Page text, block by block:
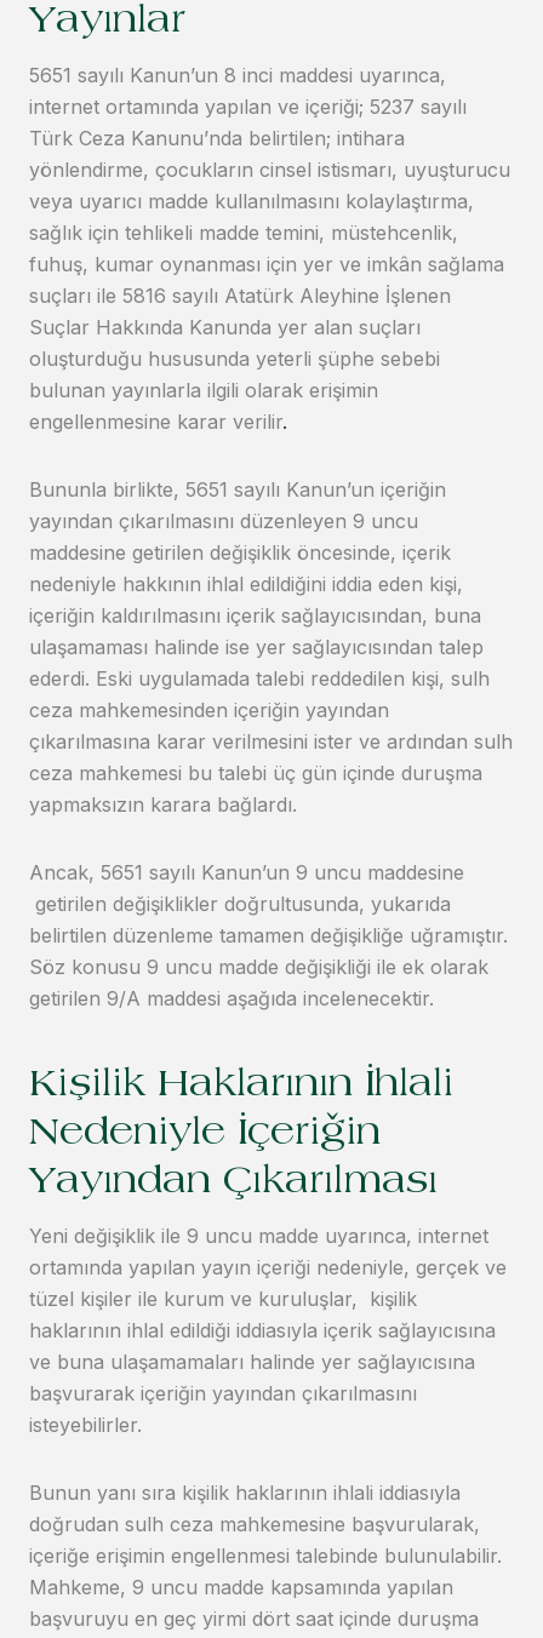
Yayınlar
5651 sayılı Kanun’un 8 inci maddesi uyarınca,
internet ortamında yapılan ve içeriği; 5237 sayılı
Türk Ceza Kanunu’nda belirtilen; intihara
yönlendirme, çocukların cinsel istismarı, uyuşturucu
veya uyarıcı madde kullanılmasını kolaylaştırma,
sağlık için tehlikeli madde temini, müstehcenlik,
fuhuş, kumar oynanması için yer ve imkân sağlama
suçları ile 5816 sayılı Atatürk Aleyhine İşlenen
Suçlar Hakkında Kanunda yer alan suçları
oluşturduğu hususunda yeterli şüphe sebebi
bulunan yayınlarla ilgili olarak erişimin
engellenmesine karar verilir.
Bununla birlikte, 5651 sayılı Kanun’un içeriğin
yayından çıkarılmasını düzenleyen 9 uncu
maddesine getirilen değişiklik öncesinde, içerik
nedeniyle hakkının ihlal edildiğini iddia eden kişi,
içeriğin kaldırılmasını içerik sağlayıcısından, buna
ulaşamaması halinde ise yer sağlayıcısından talep
ederdi. Eski uygulamada talebi reddedilen kişi, sulh
ceza mahkemesinden içeriğin yayından
çıkarılmasına karar verilmesini ister ve ardından sulh
ceza mahkemesi bu talebi üç gün içinde duruşma
yapmaksızın karara bağlardı.
Ancak, 5651 sayılı Kanun’un 9 uncu maddesine
getirilen değişiklikler doğrultusunda, yukarıda
belirtilen düzenleme tamamen değişikliğe uğramıştır.
Söz konusu 9 uncu madde değişikliği ile ek olarak
getirilen 9/A maddesi aşağıda incelenecektir.
Kişilik Haklarının İhlali
Nedeniyle İçeriğin
Yayından Çıkarılması
Yeni değişiklik ile 9 uncu madde uyarınca, internet
ortamında yapılan yayın içeriği nedeniyle, gerçek ve
tüzel kişiler ile kurum ve kuruluşlar, kişilik
haklarının ihlal edildiği iddiasıyla içerik sağlayıcısına
ve buna ulaşamamaları halinde yer sağlayıcısına
başvurarak içeriğin yayından çıkarılmasını
isteyebilirler.
Bunun yanı sıra kişilik haklarının ihlali iddiasıyla
doğrudan sulh ceza mahkemesine başvurularak,
içeriğe erişimin engellenmesi talebinde bulunulabilir.
Mahkeme, 9 uncu madde kapsamında yapılan
başvuruyu en geç yirmi dört saat içinde duruşma